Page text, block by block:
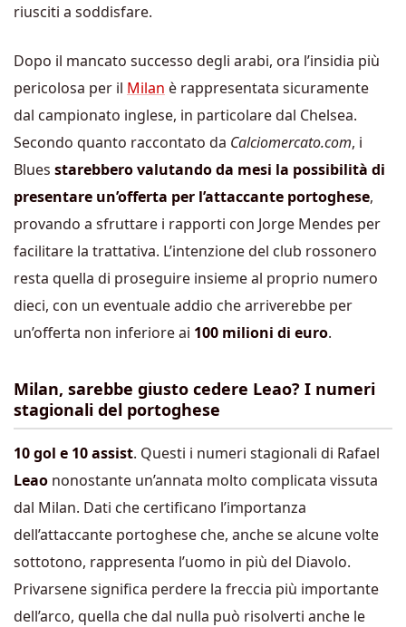
riusciti a soddisfare.
Dopo il mancato successo degli arabi, ora l’insidia più
pericolosa per il Milan è rappresentata sicuramente
dal campionato inglese, in particolare dal Chelsea.
Secondo quanto raccontato da Calciomercato.com, i
Blues starebbero valutando da mesi la possibilità di
presentare un’offerta per l’attaccante portoghese,
provando a sfruttare i rapporti con Jorge Mendes per
facilitare la trattativa. L’intenzione del club rossonero
resta quella di proseguire insieme al proprio numero
dieci, con un eventuale addio che arriverebbe per
un’offerta non inferiore ai 100 milioni di euro.
Milan, sarebbe giusto cedere Leao? I numeri
stagionali del portoghese
10 gol e 10 assist. Questi i numeri stagionali di Rafael
Leao nonostante un’annata molto complicata vissuta
dal Milan. Dati che certificano l’importanza
dell’attaccante portoghese che, anche se alcune volte
sottotono, rappresenta l’uomo in più del Diavolo.
Privarsene significa perdere la freccia più importante
dell’arco, quella che dal nulla può risolverti anche le